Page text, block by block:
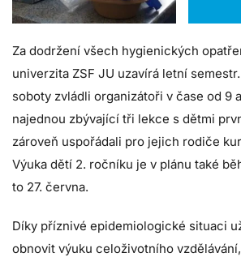
Za dodržení všech hygienických
univerzita ZSF JU uzavírá letní
soboty zvládli organizátoři v čase od 9
najednou zbývající tři lekce s dětmi
zároveň uspořádali pro jejich rodiče
Výuka dětí 2. ročníku je v plánu také
to 27. června.
Díky příznivé epidemiologické situaci
obnovit výuku celoživotního